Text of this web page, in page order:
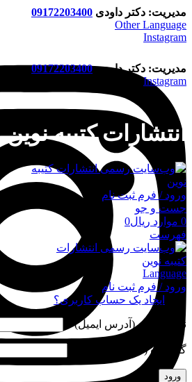
مدیریت: دکتر داودی 09172203400
Other Language
Instagram
مدیریت: دکتر داودی09172203400
Instagram
انتشارات کتیبه نوین
ورود / فرم ثبت نام
جست و جو
0 موارد ریال0
فهرست
Language
ورود / فرم ثبت نام
ورود
ایجاد یک حساب کاربری؟
نام کاربری (آدرس ایمیل)
گذرواژه (شماره موبایل)
ورود